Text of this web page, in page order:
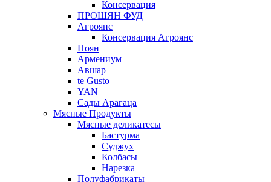
Консервация
ПРОШЯН ФУД
Агроянс
Консервация Агроянс
Ноян
Армениум
Авшар
te Gusto
YAN
Сады Арагаца
Мясные Продукты
Мясные деликатесы
Бастурма
Суджух
Колбасы
Нарезка
Полуфабрикаты